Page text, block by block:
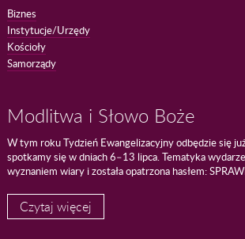
Biznes
Instytucje/Urzędy
Kościoły
Samorządy
Modlitwa i Słowo Boże
W tym roku Tydzień Ewangelizacyjny odbędzie się
spotkamy się w dniach 6–13 lipca. Tematyka
wyznaniem wiary i została opatrzona hasłem:
Czytaj więcej